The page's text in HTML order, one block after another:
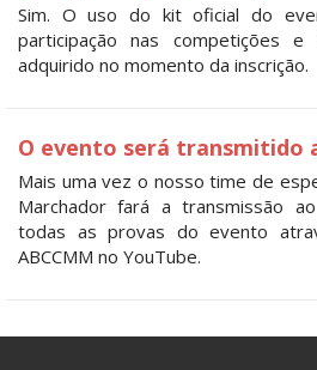
Sim. O uso do kit oficial do
participação nas competições
adquirido no momento da inscrição.
O evento será transmitido
Mais uma vez o nosso time de
Marchador fará a transmissão
todas as provas do evento
ABCCMM no YouTube.